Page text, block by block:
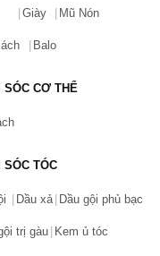
Giày Mũ Nón
Balo
SÓC CƠ THỂ
SÓC TÓC
Dầu xả Dầu gội phủ bạc
trị gàu Kem ủ tóc